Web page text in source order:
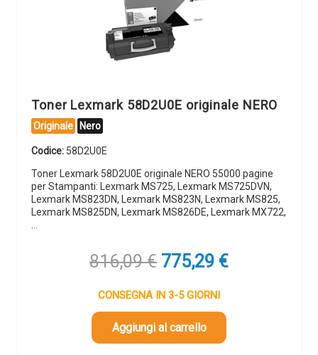
Toner Lexmark 58D2U0E originale NERO
Originale Nero
Codice: 58D2U0E
Toner Lexmark 58D2U0E originale NERO 55000 pagine
per Stampanti: Lexmark MS725, Lexmark MS725DVN,
Lexmark MS823DN, Lexmark MS823N, Lexmark MS825,
Lexmark MS825DN, Lexmark MS826DE, Lexmark MX722,
…
816,09€ Il
originale
era:
816,09 €.
775,29 €Il
CONSEGNA IN 3-5 GIORNI
Aggiungi al carrello